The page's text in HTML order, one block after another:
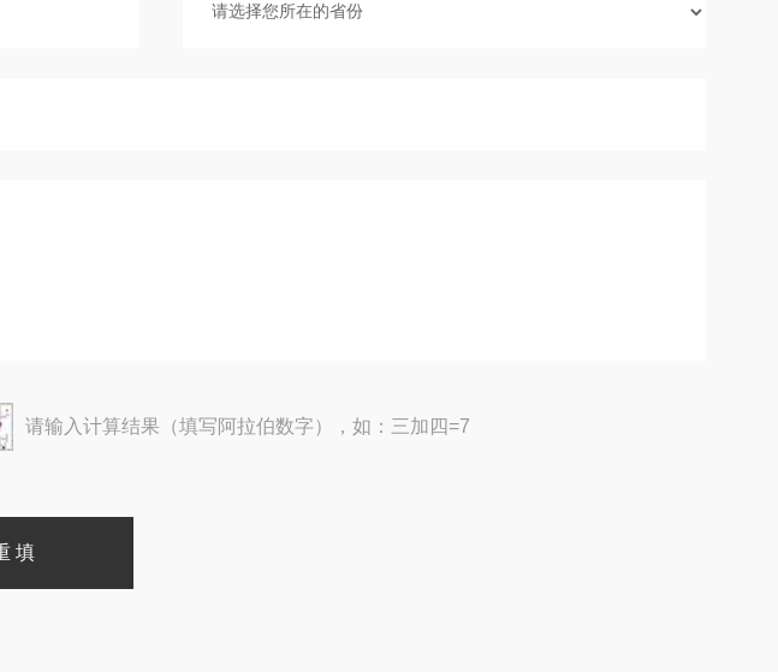
请输入计算结果（填写阿拉伯数字），如：三加四=7